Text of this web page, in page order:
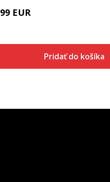
EUR
Pridať do košíka